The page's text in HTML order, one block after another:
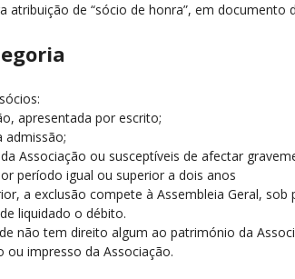
de “sócio de honra”, em
apresentada por escrito;
admissão;
Associação ou susceptíveis de afectar
período igual ou superior a dois anos
a exclusão compete à Assembleia Geral,
liquidado o débito.
não tem direito algum ao património da
impresso da Associação.